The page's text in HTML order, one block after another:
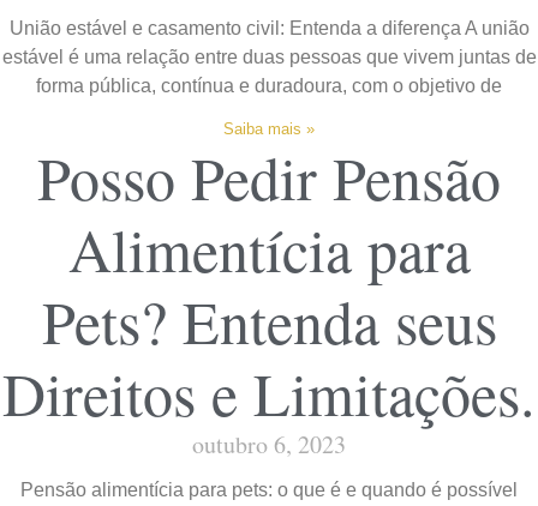
União estável e casamento civil: Entenda a diferença A união
estável é uma relação entre duas pessoas que vivem juntas de
forma pública, contínua e duradoura, com o objetivo de
Saiba mais »
Posso Pedir Pensão
Alimentícia para
Pets? Entenda seus
Direitos e Limitações.
outubro 6, 2023
Pensão alimentícia para pets: o que é e quando é possível